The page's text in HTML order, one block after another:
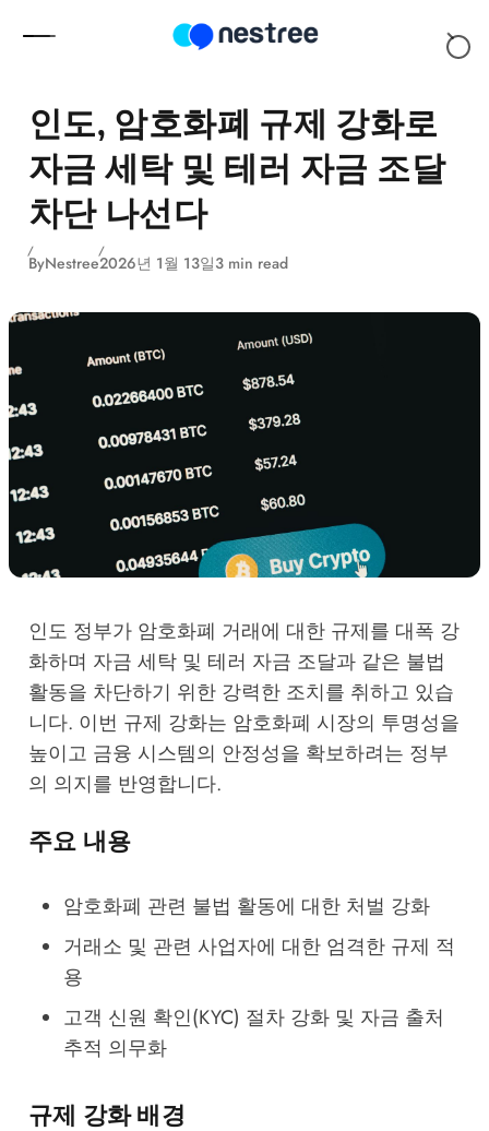
인도, 암호화폐 규제 강화로
자금 세탁 및 테러 자금 조달
차단 나선다
ByNestree2026년 1월 13일3 min read
인도 정부가 암호화폐 거래에 대한 규제를 대폭 강
화하며 자금 세탁 및 테러 자금 조달과 같은 불법
활동을 차단하기 위한 강력한 조치를 취하고 있습
니다. 이번 규제 강화는 암호화폐 시장의 투명성을
높이고 금융 시스템의 안정성을 확보하려는 정부
의 의지를 반영합니다.
주요 내용
암호화폐 관련 불법 활동에 대한 처벌 강화
거래소 및 관련 사업자에 대한 엄격한 규제 적
용
고객 신원 확인(KYC) 절차 강화 및 자금 출처
추적 의무화
규제 강화 배경